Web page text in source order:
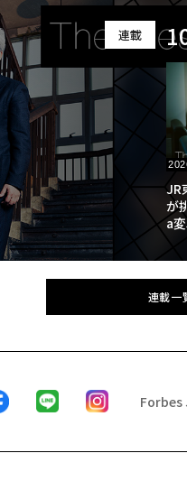
連載
JR
が
a
連載一
Forbes